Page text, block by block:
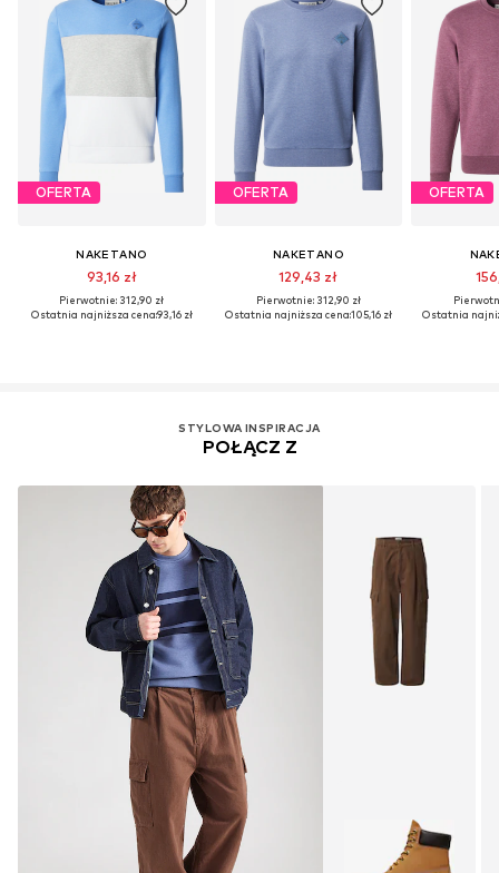
OFERTA
NAKETANO
93,16 zł
Pierwotnie: 312,90 zł
Ostatnia najniższa cena:93,16 zł
OFERTA
NAKETANO
129,43 zł
Pierwotnie: 312,90 zł
Ostatnia najniższa cena:105,16 zł
OFERTA
Ostatnia
STYLOWA INSPIRACJA
POŁĄCZ Z